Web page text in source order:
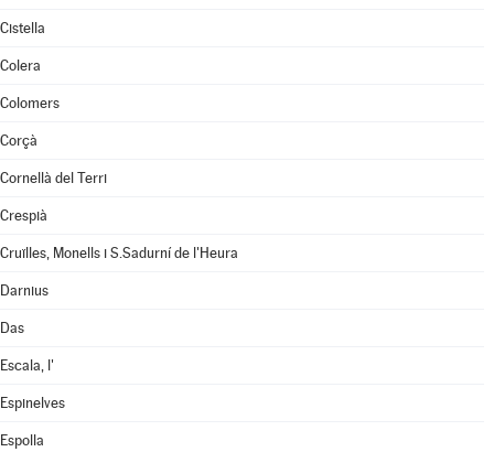
Cistella
Colera
Colomers
Corçà
Cornellà del Terri
Crespià
Cruïlles, Monells i S.Sadurní de l'Heura
Darnius
Das
Escala, l'
Espinelves
Espolla